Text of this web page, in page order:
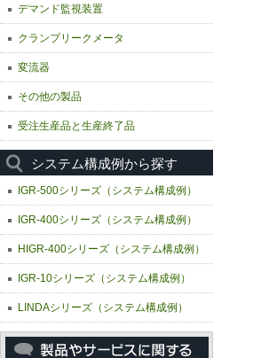
デマンド監視装置
クランプリークメータ
変流器
その他の製品
受注生産品と生産終了品
システム構成例から探す
IGR-500シリーズ（システム構成例）
IGR-400シリーズ（システム構成例）
HIGR-400シリーズ（システム構成例）
IGR-10シリーズ（システム構成例）
LINDAシリーズ（システム構成例）